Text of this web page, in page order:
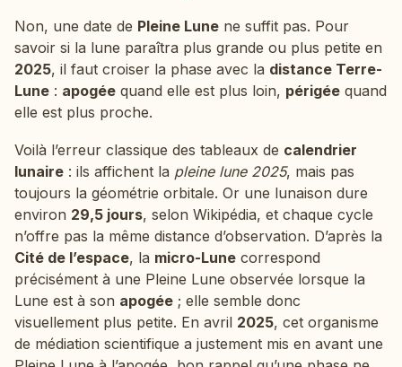
Non, une date de Pleine Lune ne suffit pas. Pour
savoir si la lune paraîtra plus grande ou plus petite en
2025, il faut croiser la phase avec la distance Terre-
Lune : apogée quand elle est plus loin, périgée quand
elle est plus proche.
Voilà l’erreur classique des tableaux de calendrier
lunaire : ils affichent la pleine lune 2025, mais pas
toujours la géométrie orbitale. Or une lunaison dure
environ 29,5 jours, selon Wikipédia, et chaque cycle
n’offre pas la même distance d’observation. D’après la
Cité de l’espace, la micro-Lune correspond
précisément à une Pleine Lune observée lorsque la
Lune est à son apogée ; elle semble donc
visuellement plus petite. En avril 2025, cet organisme
de médiation scientifique a justement mis en avant une